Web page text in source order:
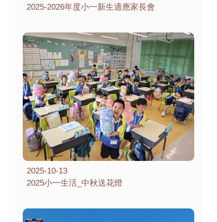
2025-2026年度小一新生適應家長會
2025-10-13
2025小一生活_中秋送花燈